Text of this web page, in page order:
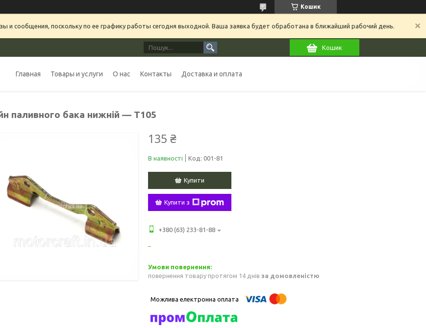
Кошик
и сообщения, поскольку по ее графику работы сегодня выходной. Ваша заявка будет обработана в ближайший рабочий день.
Кошик
Главная Товары и услуги О нас Контакты Доставка и оплата
паливного бака нижній — Т105
135 ₴
В наявності Код: 001-81
Купити
Купити з
+380 (63) 233-81-88
повернення товару протягом 14 днів за домовленістю